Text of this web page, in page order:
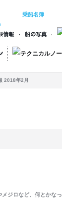
乗船名簿
2018年2月
ジロなど、何とかなっ